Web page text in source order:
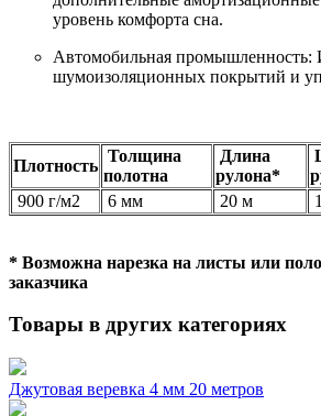
уровень комфорта сна.
Автомобильная промышленность:
шумоизоляционных покрытий и
Плотность
Толщина
полотна
Длина
рулона*
900 г/м2
6 мм 20 м
* Возможна нарезка на листы или
заказчика
Товары в других категориях
Джутовая веревка 4 мм 20 метров